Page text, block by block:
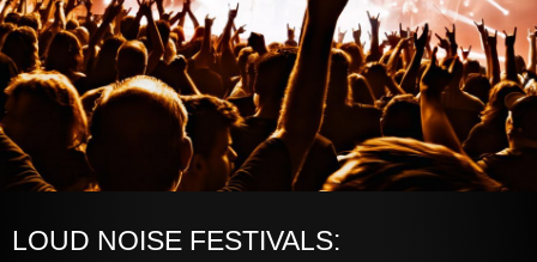
LOUD NOISE FESTIVALS: